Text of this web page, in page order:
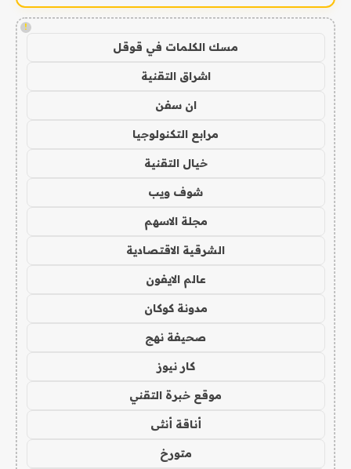
!
مسك الكلمات في قوقل
اشراق التقنية
ان سفن
مرابع التكنولوجيا
خيال التقنية
شوف ويب
مجلة الاسهم
الشرقية الاقتصادية
عالم الايفون
مدونة كوكان
صحيفة نهج
كار نيوز
موقع خبرة التقني
أناقة أنثى
متورخ